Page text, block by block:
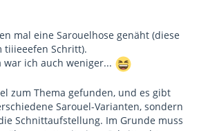
mal eine Sarouelhose genäht (diese
tiiieeefen Schritt).
war ich auch weniger...
zum Thema gefunden, und es gibt
Sarouel-Varianten, sondern
Schnittaufstellung. Im Grunde muss